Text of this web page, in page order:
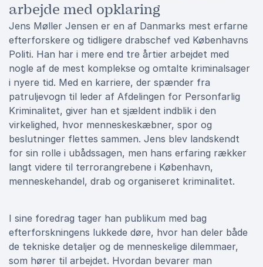
arbejde med opklaring
Jens Møller Jensen er en af Danmarks mest erfarne
efterforskere og tidligere drabschef ved Københavns
Politi. Han har i mere end tre årtier arbejdet med
nogle af de mest komplekse og omtalte kriminalsager
i nyere tid. Med en karriere, der spænder fra
patruljevogn til leder af Afdelingen for Personfarlig
Kriminalitet, giver han et sjældent indblik i den
virkelighed, hvor menneskeskæbner, spor og
beslutninger flettes sammen. Jens blev landskendt
for sin rolle i ubådssagen, men hans erfaring rækker
langt videre til terrorangrebene i København,
menneskehandel, drab og organiseret kriminalitet.
I sine foredrag tager han publikum med bag
efterforskningens lukkede døre, hvor han deler både
de tekniske detaljer og de menneskelige dilemmaer,
som hører til arbejdet. Hvordan bevarer man